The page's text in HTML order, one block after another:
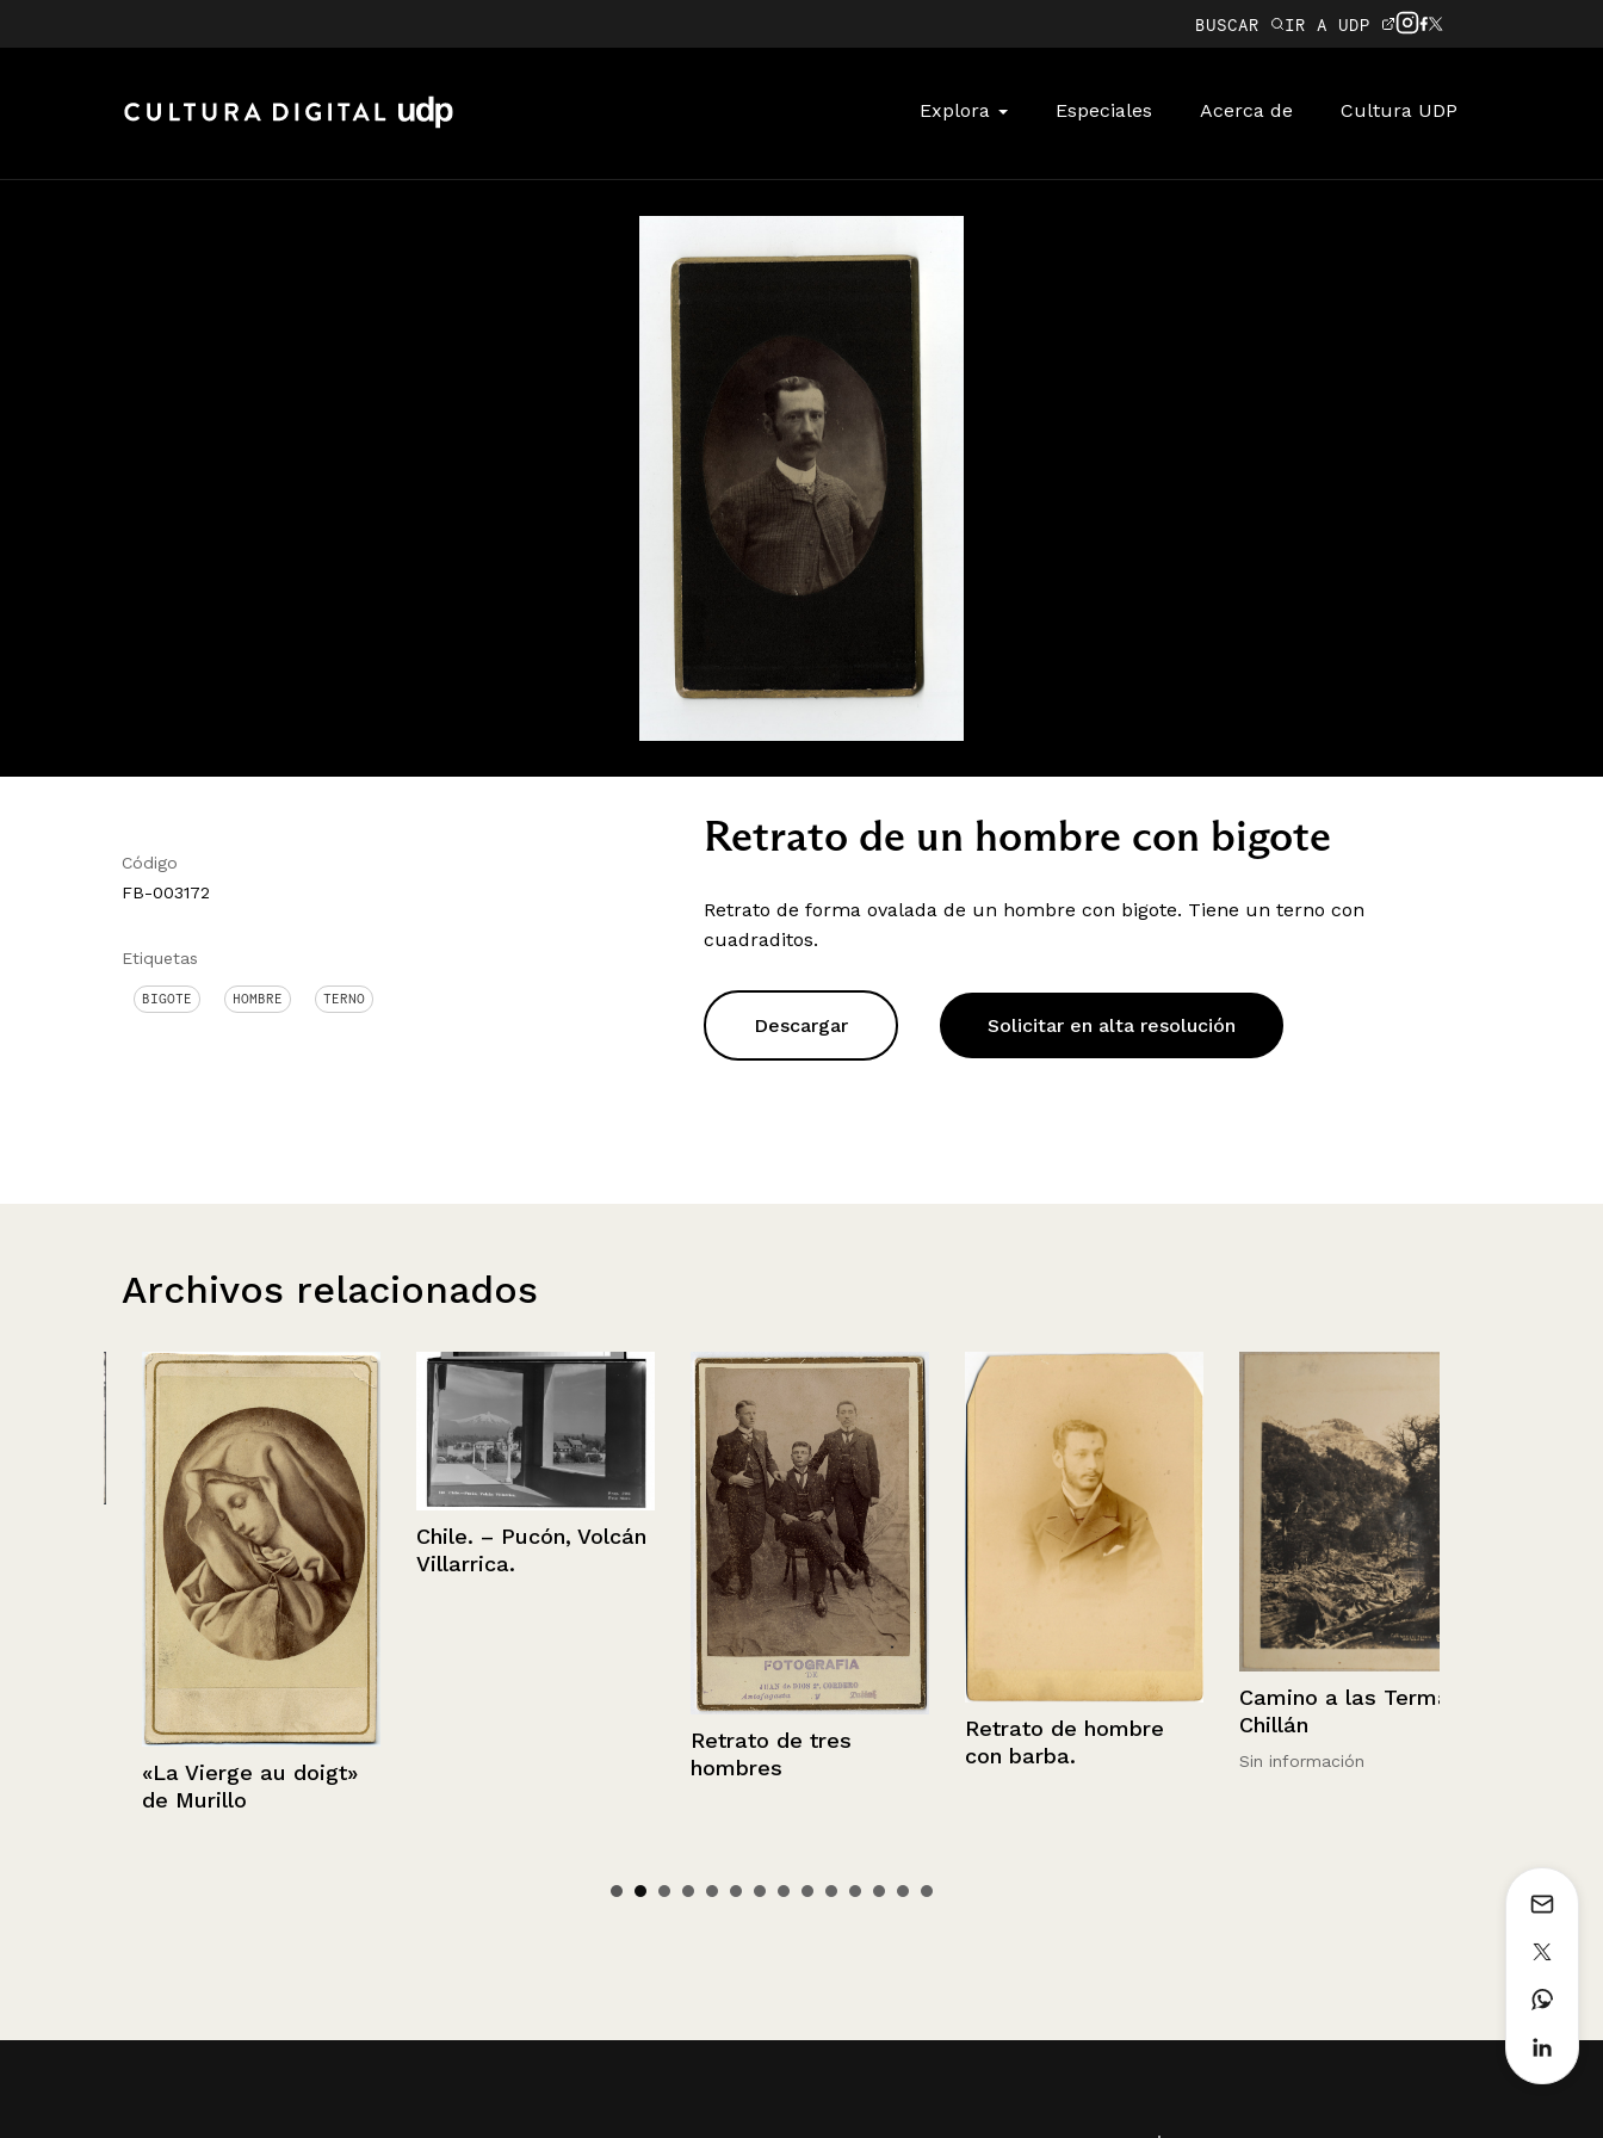
BUSCAR IR A UDP
Explora Especiales Acerca de Cultura UDP
Código
FB-003172
Etiquetas
BIGOTE HOMBRE TERNO
Retrato de un hombre con bigote
Retrato de forma ovalada de un hombre con bigote. Tiene un terno con
cuadraditos.
Descargar Solicitar en alta resolución
Archivos relacionados
«La Vierge au doigt»
de Murillo
Chile. – Pucón, Volcán
Villarrica.
Retrato de tres
hombres
Retrato de hombre
con barba.
Camino a las Termas,
Chillán
Sin información